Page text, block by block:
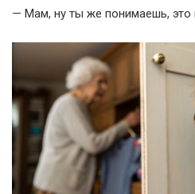
— Мам, ну ты же понимаешь, это